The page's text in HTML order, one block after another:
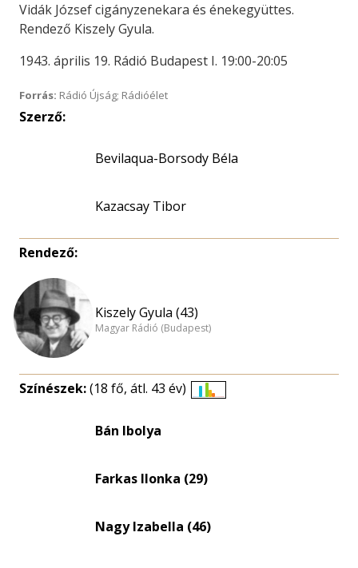
Vidák József cigányzenekara és énekegyüttes.
Rendező Kiszely Gyula.
1943. április 19. Rádió Budapest I. 19:00-20:05
Forrás: Rádió Újság; Rádióélet
Szerző:
Bevilaqua-Borsody Béla
Kazacsay Tibor
Rendező:
Kiszely Gyula (43)
Magyar Rádió (Budapest)
Színészek:(18 fő, átl. 43 év)
Bán Ibolya
Farkas Ilonka (29)
Nagy Izabella (46)